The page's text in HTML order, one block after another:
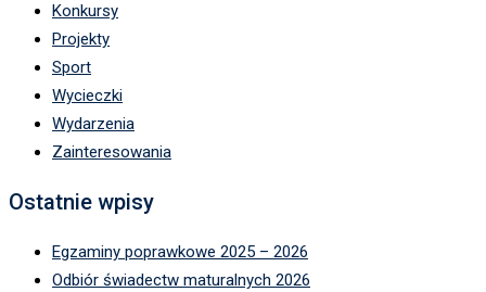
Konkursy
Projekty
Sport
Wycieczki
Wydarzenia
Zainteresowania
Ostatnie wpisy
Egzaminy poprawkowe 2025 – 2026
Odbiór świadectw maturalnych 2026